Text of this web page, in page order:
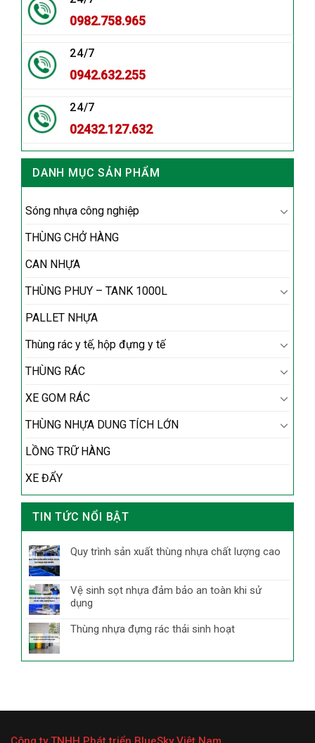
0982.758.965
24/7
0942.632.255
24/7
02432.127.632
DANH MỤC SẢN PHẨM
Sóng nhựa công nghiệp
THÙNG CHỞ HÀNG
CAN NHỰA
THÙNG PHUY – TANK 1000L
PALLET NHỰA
Thùng rác y tế, hộp đựng y tế
THÙNG RÁC
XE GOM RÁC
THÙNG NHỰA DUNG TÍCH LỚN
LỒNG TRỮ HÀNG
XE ĐẨY
TIN TỨC NỔI BẬT
Quy trình sản xuất thùng nhựa chất lượng cao
Vệ sinh sọt nhựa đảm bảo an toàn khi sử
dụng
Thùng nhựa đựng rác thải sinh hoạt